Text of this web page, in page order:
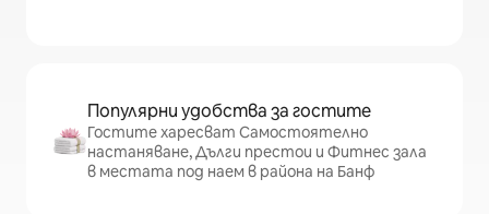
Популярни удобства за гостите
Гостите харесват Самостоятелно
настаняване, Дълги престои и Фитнес зала
в местата под наем в района на Банф